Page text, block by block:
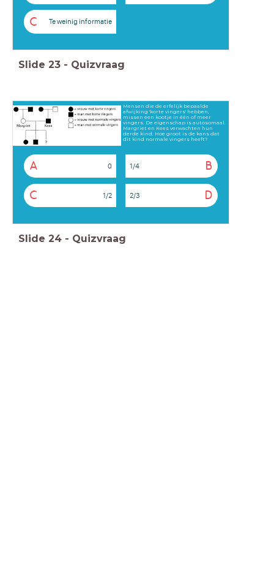
C Te weinig informatie
Slide 23 - Quizvraag
Mensen die de erfelijk bepaalde
afwijking 'korte vingers' hebben,
missen een kootje in één of meer
vingers. De eigenschap is autosomaal.
Margriet en Kees verwachten hun
derde kind. Hoe groot is de kans dat
dit kind normale vingers heeft?
A 0 B
1/4
C 1/2 D
2/3
Slide 24 - Quizvraag